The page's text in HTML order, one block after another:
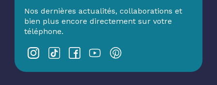
Nos dernières actualités, collaborations et
bien plus encore directement sur votre
téléphone.